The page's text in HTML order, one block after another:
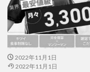
2022年11月1日
2022年11月1日